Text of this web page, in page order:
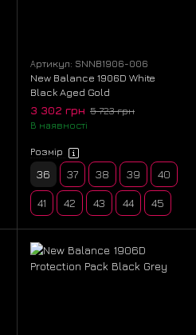
Артикул: SNNB1906-006
New Balance 1906D White
Black Aged Gold
3 302 грн 5 723 грн
В наявності
Розмір
36 37 38 39 40
41 42 43 44 45